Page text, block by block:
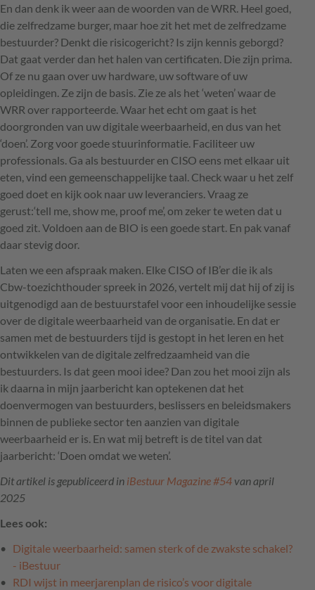
En dan denk ik weer aan de woorden van de WRR. Heel goed,
die zelfredzame burger, maar hoe zit het met de zelfredzame
bestuurder? Denkt die risicogericht? Is zijn kennis geborgd?
Dat gaat verder dan het halen van certificaten. Die zijn prima.
Of ze nu gaan over uw hardware, uw software of uw
opleidingen. Ze zijn de basis. Zie ze als het ‘weten’ waar de
WRR over rapporteerde. Waar het echt om gaat is het
doorgronden van uw digitale weerbaarheid, en dus van het
‘doen’. Zorg voor goede stuurinformatie. Faciliteer uw
professionals. Ga als bestuurder en CISO eens met elkaar uit
eten, vind een gemeenschappelijke taal. Check waar u het zelf
goed doet en kijk ook naar uw leveranciers. Vraag ze
gerust:‘tell me, show me, proof me’, om zeker te weten dat u
goed zit. Voldoen aan de BIO is een goede start. En pak vanaf
daar stevig door.
Laten we een afspraak maken. Elke CISO of IB’er die ik als
Cbw-toezichthouder spreek in 2026, vertelt mij dat hij of zij is
uitgenodigd aan de bestuurstafel voor een inhoudelijke sessie
over de digitale weerbaarheid van de organisatie. En dat er
samen met de bestuurders tijd is gestopt in het leren en het
ontwikkelen van de digitale zelfredzaamheid van die
bestuurders. Is dat geen mooi idee? Dan zou het mooi zijn als
ik daarna in mijn jaarbericht kan optekenen dat het
doenvermogen van bestuurders, beslissers en beleidsmakers
binnen de publieke sector ten aanzien van digitale
weerbaarheid er is. En wat mij betreft is de titel van dat
jaarbericht: ‘Doen omdat we weten’.
Dit artikel is gepubliceerd in iBestuur Magazine #54 van april
2025
Lees ook:
Digitale weerbaarheid: samen sterk of de zwakste schakel?
- iBestuur
RDI wijst in meerjarenplan de risico’s voor digitale